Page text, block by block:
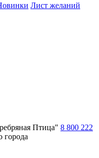
Лист желаний
Птица" 8 800 222
города